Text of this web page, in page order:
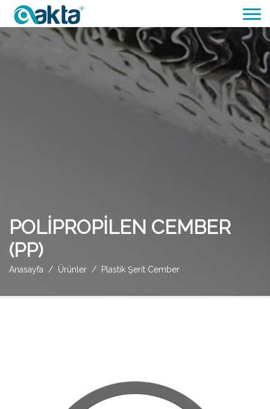
POLİPROPİLEN CEMBER
(PP)
Anasayfa Ürünler Plastik Şerit Cember